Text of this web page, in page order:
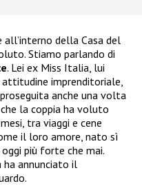
all’interno della Casa del
Stiamo parlando di
. Lei ex Miss Italia, lui
imprenditoriale,
anche una volta
la coppia ha voluto
tra viaggi e cene
il loro amore, nato sì
più forte che mai.
annunciato il